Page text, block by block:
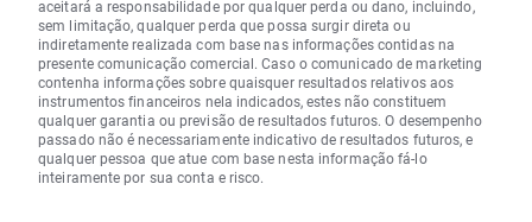
aceitará a responsabilidade por qualquer perda ou dano, incluindo,
sem limitação, qualquer perda que possa surgir direta ou
indiretamente realizada com base nas informações contidas na
presente comunicação comercial. Caso o comunicado de marketing
contenha informações sobre quaisquer resultados relativos aos
instrumentos financeiros nela indicados, estes não constituem
qualquer garantia ou previsão de resultados futuros. O desempenho
passado não é necessariamente indicativo de resultados futuros, e
qualquer pessoa que atue com base nesta informação fá-lo
inteiramente por sua conta e risco.